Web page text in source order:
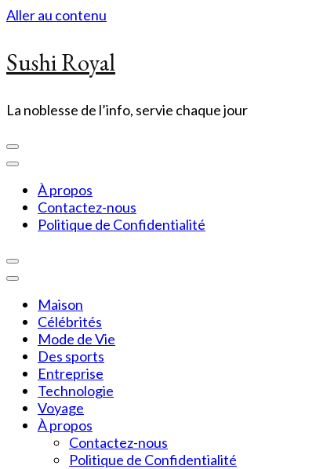
Aller au contenu
Sushi Royal
La noblesse de l’info, servie chaque jour
À propos
Contactez-nous
Politique de Confidentialité
Maison
Célébrités
Mode de Vie
Des sports
Entreprise
Technologie
Voyage
À propos
Contactez-nous
Politique de Confidentialité